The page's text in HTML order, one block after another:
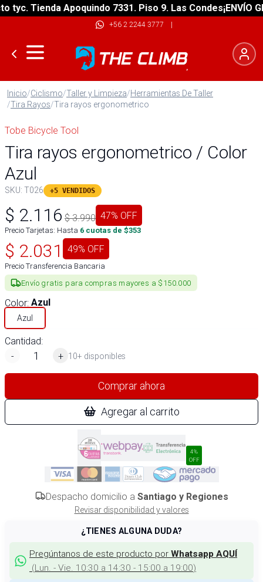
Tienda Apoquindo 7331. Piso 9. Las Condes¡ENVÍO
+56 2 2244 3777 |
Inicio/Ciclismo/Taller y Limpieza/Herramientas De Taller
/Tira Rayos/Tira rayos ergonometrico
Tobe Bicycle Tool
Tira rayos ergonometrico / Color
Azul
SKU: T026 +5 VENDIDOS
$ 2.116 $3.990 47% OFF
Precio Tarjetas: Hasta 6 cuotas de $353
$ 2.031 49% OFF
Precio Transferencia Bancaria
Envío gratis para compras mayores a $150.000
Color: Azul
Azul
Cantidad:
-
+ 10+ disponibles
Comprar ahora
Agregar al carrito
4%
OFF
Despacho domicilio a Santiago y Regiones
Revisar disponibilidad y valores
¿TIENES ALGUNA DUDA?
Pregúntanos de este producto por Whatsapp AQUÍ
(Lun. - Vie. 10:30 a 14:30 - 15:00 a 19:00)